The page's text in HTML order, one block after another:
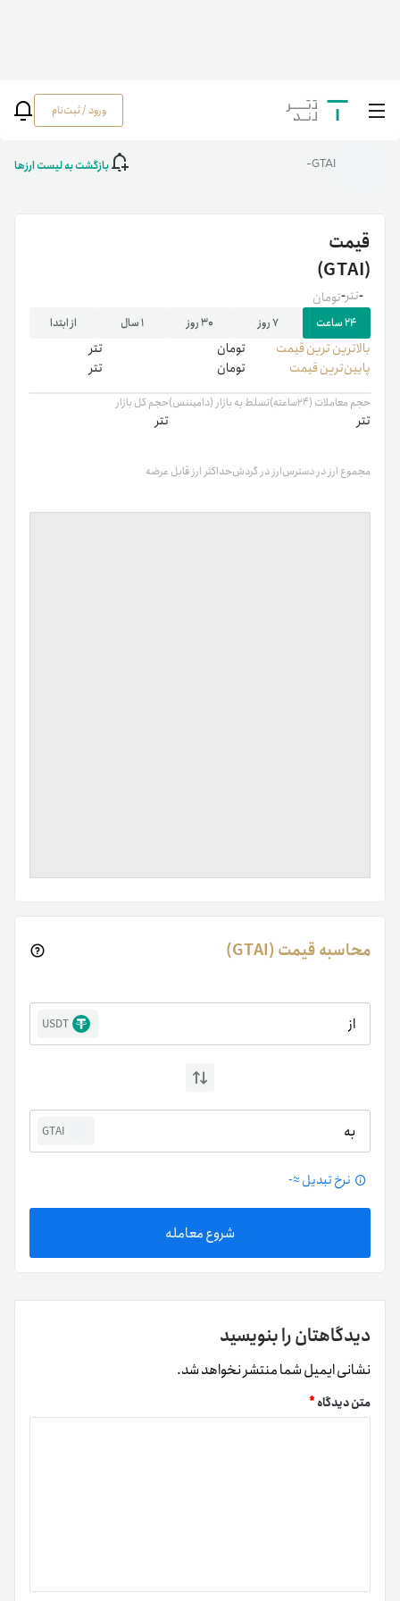
ورود / ثبت‌نام خانه رمزارزها/
GTAI
GTAI- بازگشت به لیست ارزها
قیمت
(GTAI)
-تومان -تتر
۲۴ ساعت ۷ روز ۳۰ روز ۱ سال از ابتدا
بالاترین ‌ترین قیمت تومان
تتر
پایین‌ترین قیمت
تومان تتر
حجم معاملات (۲۴ساعته)
تتر
تسلط به بازار (دامیننس)حجم کل بازار
تتر
مجموع ارز در دسترسارز در گردشحداکثر ارز قابل عرضه
محاسبه قیمت (GTAI)
از USDT
به GTAI
نرخ تبدیل ≈-
شروع معامله
دیدگاهتان را بنویسید
نشانی ایمیل شما منتشر نخواهد شد.
متن دیدگاه*